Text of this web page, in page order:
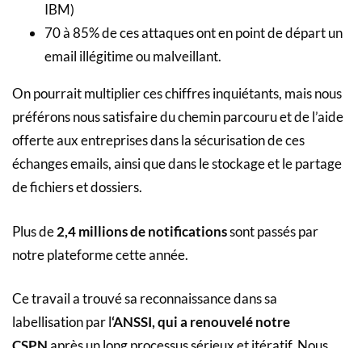
IBM)
70 à 85% de ces attaques ont en point de départ un
email illégitime ou malveillant.
On pourrait multiplier ces chiffres inquiétants, mais nous
préférons nous satisfaire du chemin parcouru et de l’aide
offerte aux entreprises dans la sécurisation de ces
échanges emails, ainsi que dans le stockage et le partage
de fichiers et dossiers.
Plus de2,4 millions de notificationssont passés par
notre plateforme cette année.
Ce travail a trouvé sa reconnaissance dans sa
labellisation par l‘ANSSI, qui a renouvelé notre